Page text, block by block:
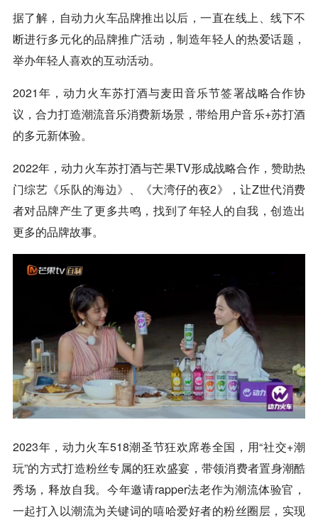
据了解，自动力火车品牌推出以后，一直在线上、线下不
断进行多元化的品牌推广活动，制造年轻人的热爱话题，
举办年轻人喜欢的互动活动。
2021年，动力火车苏打酒与麦田音乐节签署战略合作协
议，合力打造潮流音乐消费新场景，带给用户音乐+苏打酒
的多元新体验。
2022年，动力火车苏打酒与芒果TV形成战略合作，赞助热
门综艺《乐队的海边》、《大湾仔的夜2》，让Z世代消费
者对品牌产生了更多共鸣，找到了年轻人的自我，创造出
更多的品牌故事。
2023年，动力火车518潮圣节狂欢席卷全国，用“社交+潮
玩”的方式打造粉丝专属的狂欢盛宴，带领消费者置身潮酷
秀场，释放自我。今年邀请rapper法老作为潮流体验官，
一起打入以潮流为关键词的嘻哈爱好者的粉丝圈层，实现